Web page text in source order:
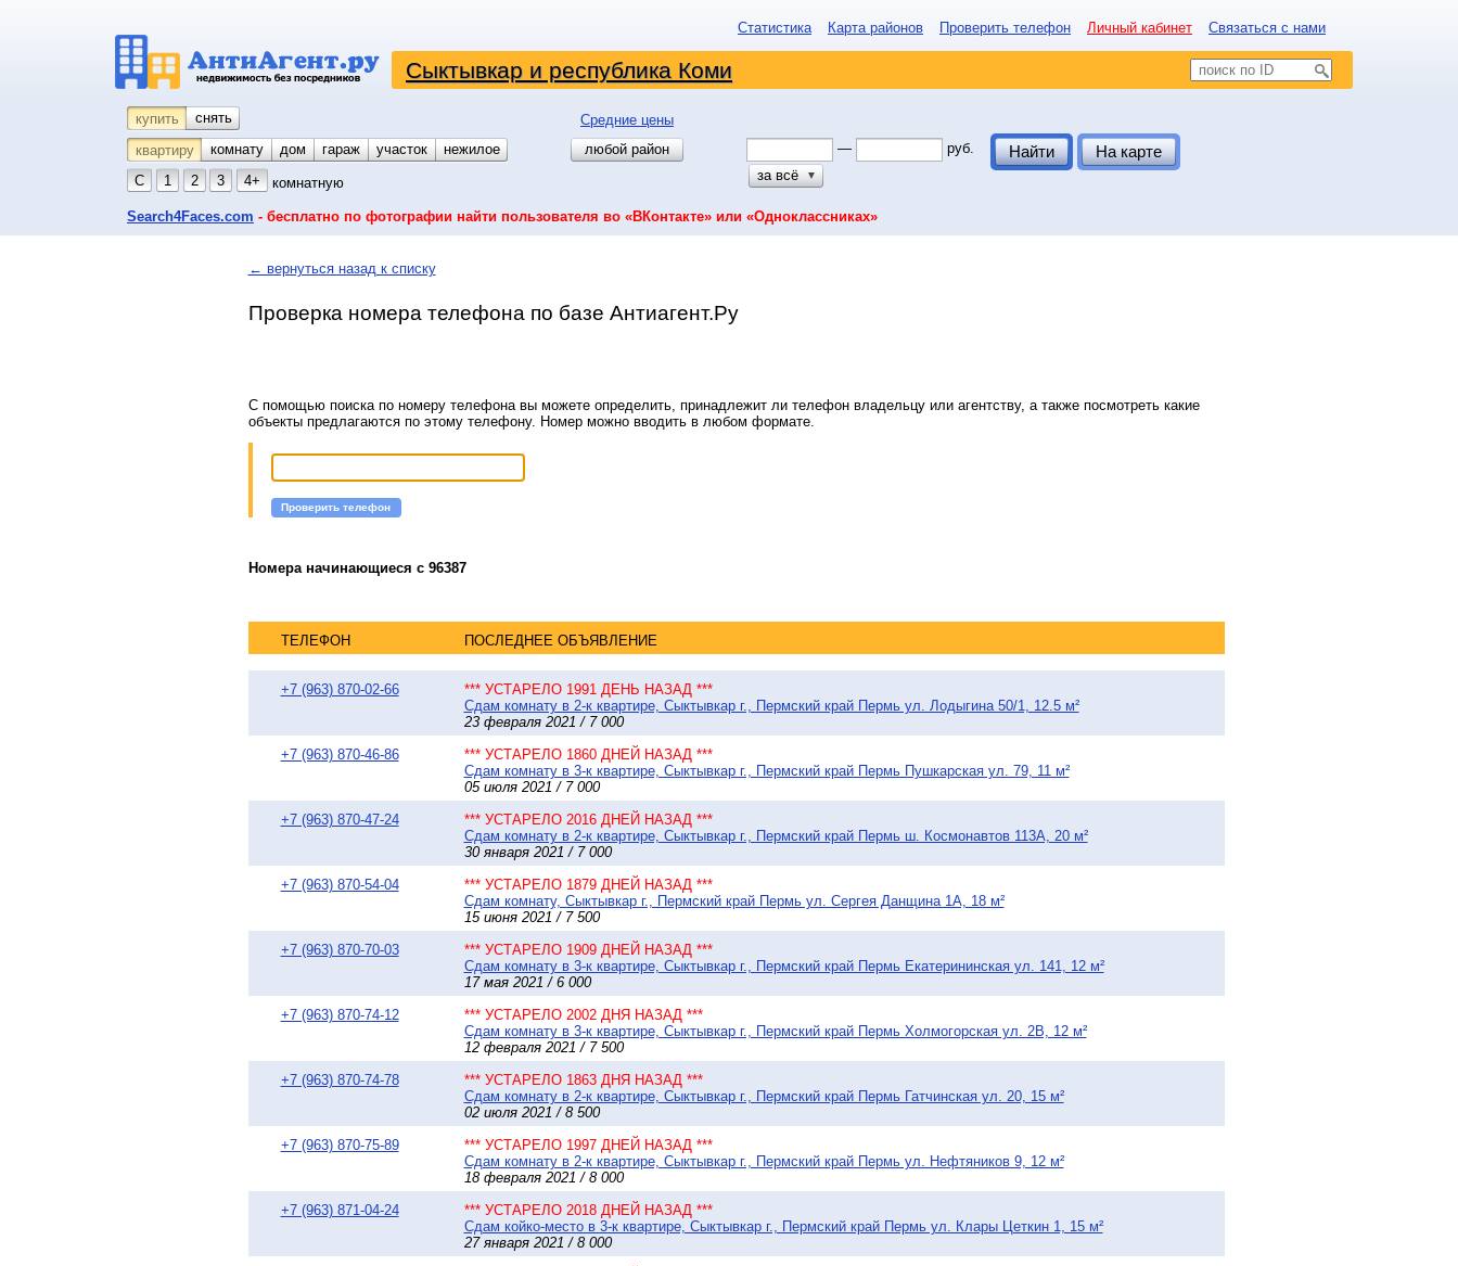
Статистика Карта районов Проверить телефон Личный кабинет Связаться с нами
Сыктывкар и республика Коми
купить снять
Средние цены
квартиру
комнату койко-место
дом гараж участок
нежилое
С
1 2 3 4+ комнатную
любой район —
руб.
за всё
▼
Найти На карте
Search4Faces.com - бесплатно по фотографии найти пользователя во «ВКонтакте» или «Одноклассниках»
← вернуться назад к списку
Проверка номера телефона по базе Антиагент.Ру
С помощью поиска по номеру телефона вы можете определить, принадлежит ли телефон владельцу или агентству, а также посмотреть какие
объекты предлагаются по этому телефону. Номер можно вводить в любом формате.
Проверить телефон
Номера начинающиеся с 96387
ТЕЛЕФОН ПОСЛЕДНЕЕ ОБЪЯВЛЕНИЕ
+7 (963) 870-02-66
*** УСТАРЕЛО 1991 ДЕНЬ НАЗАД ***
Сдам комнату в 2-к квартире, Сыктывкар г., Пермский край Пермь ул. Лодыгина 50/1, 12.5 м²
23 февраля 2021 / 7 000
+7 (963) 870-46-86
*** УСТАРЕЛО 1860 ДНЕЙ НАЗАД ***
Сдам комнату в 3-к квартире, Сыктывкар г., Пермский край Пермь Пушкарская ул. 79, 11 м²
05 июля 2021 / 7 000
+7 (963) 870-47-24
*** УСТАРЕЛО 2016 ДНЕЙ НАЗАД ***
Сдам комнату в 2-к квартире, Сыктывкар г., Пермский край Пермь ш. Космонавтов 113А, 20 м²
30 января 2021 / 7 000
+7 (963) 870-54-04
*** УСТАРЕЛО 1879 ДНЕЙ НАЗАД ***
Сдам комнату, Сыктывкар г., Пермский край Пермь ул. Сергея Данщина 1А, 18 м²
15 июня 2021 / 7 500
+7 (963) 870-70-03
*** УСТАРЕЛО 1909 ДНЕЙ НАЗАД ***
Сдам комнату в 3-к квартире, Сыктывкар г., Пермский край Пермь Екатерининская ул. 141, 12 м²
17 мая 2021 / 6 000
+7 (963) 870-74-12
*** УСТАРЕЛО 2002 ДНЯ НАЗАД ***
Сдам комнату в 3-к квартире, Сыктывкар г., Пермский край Пермь Холмогорская ул. 2В, 12 м²
12 февраля 2021 / 7 500
+7 (963) 870-74-78
*** УСТАРЕЛО 1863 ДНЯ НАЗАД ***
Сдам комнату в 2-к квартире, Сыктывкар г., Пермский край Пермь Гатчинская ул. 20, 15 м²
02 июля 2021 / 8 500
+7 (963) 870-75-89
*** УСТАРЕЛО 1997 ДНЕЙ НАЗАД ***
Сдам комнату в 2-к квартире, Сыктывкар г., Пермский край Пермь ул. Нефтяников 9, 12 м²
18 февраля 2021 / 8 000
+7 (963) 871-04-24
*** УСТАРЕЛО 2018 ДНЕЙ НАЗАД ***
Сдам койко-место в 3-к квартире, Сыктывкар г., Пермский край Пермь ул. Клары Цеткин 1, 15 м²
27 января 2021 / 8 000